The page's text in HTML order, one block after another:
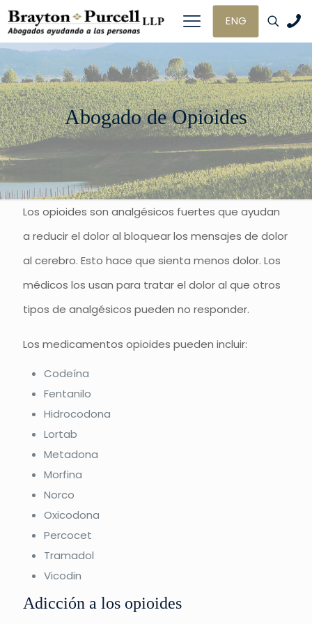
ENG
Abogado de Opioides
Los opioides son analgésicos fuertes que ayudan
a reducir el dolor al bloquear los mensajes de dolor
al cerebro. Esto hace que sienta menos dolor. Los
médicos los usan para tratar el dolor al que otros
tipos de analgésicos pueden no responder.
Los medicamentos opioides pueden incluir:
Codeína
Fentanilo
Hidrocodona
Lortab
Metadona
Morfina
Norco
Oxicodona
Percocet
Tramadol
Vicodin
Adicción a los opioides